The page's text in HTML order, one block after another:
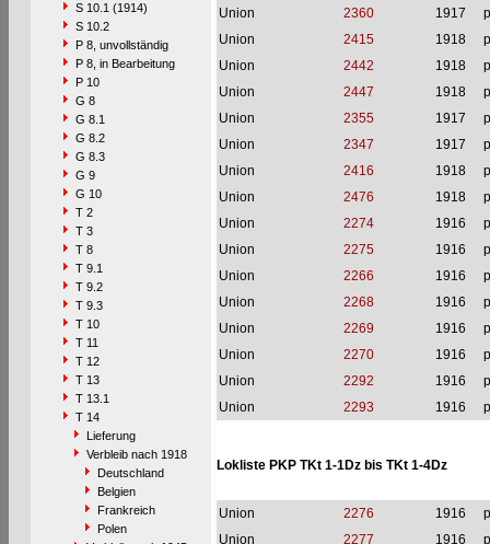
S 10.1 (1914)
S 10.2
P 8, unvollständig
P 8, in Bearbeitung
P 10
G 8
G 8.1
G 8.2
G 8.3
G 9
G 10
T 2
T 3
T 8
T 9.1
T 9.2
T 9.3
T 10
T 11
T 12
T 13
T 13.1
T 14
Lieferung
Verbleib nach 1918
Deutschland
Belgien
Frankreich
Polen
Union
2360 1917
Union
2415 1918
Union
2442 1918
Union
2447 1918
Union
2355 1917
Union
2347 1917
Union
2416 1918
Union
2476 1918
Union
2274 1916
Union
2275 1916
Union
2266 1916
Union
2268 1916
Union
2269 1916
Union
2270 1916
Union
2292 1916
Union
2293 1916
Lokliste PKP TKt 1-1Dz bis TKt 1-4Dz
Union 2276 1916
Union
2277 1916